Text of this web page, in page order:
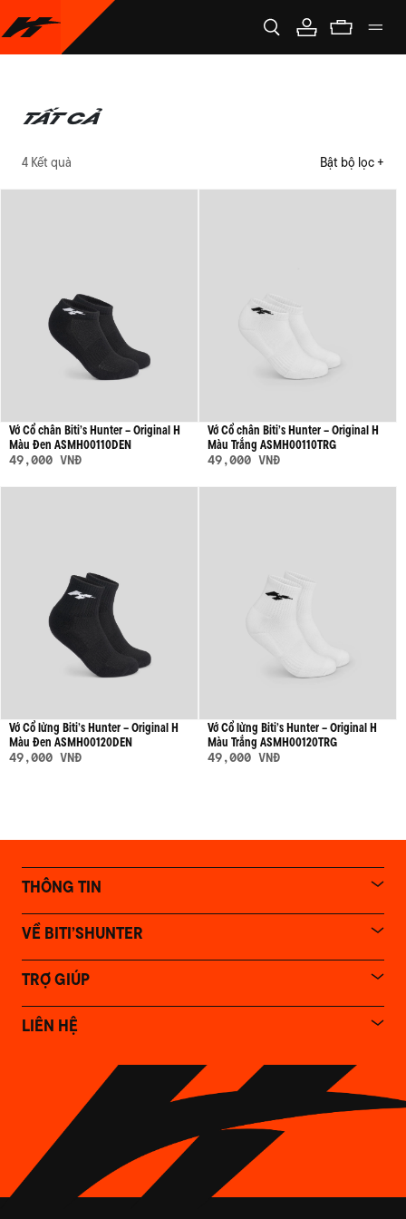
Tất cả
Bật bộ lọc +
4 Kết quả
Vớ Cổ chân Biti’s Hunter – Original H
Màu Đen ASMH00110DEN
49,000 VNĐ
Vớ Cổ chân Biti’s Hunter – Original H
Màu Trắng ASMH00110TRG
49,000 VNĐ
Vớ Cổ lửng Biti’s Hunter – Original H
Màu Đen ASMH00120DEN
49,000 VNĐ
Vớ Cổ lửng Biti’s Hunter – Original H
Màu Trắng ASMH00120TRG
49,000 VNĐ
THÔNG TIN
VỀ BITI’SHUNTER
TRỢ GIÚP
LIÊN HỆ